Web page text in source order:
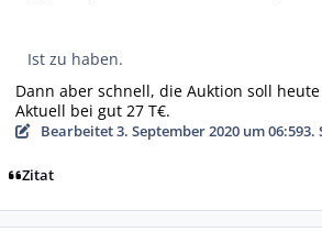
Ist zu haben.
Dann aber schnell, die Auktion soll
Aktuell bei gut 27 T€.
Bearbeitet3. September 2020 um 06:593.
Zitat